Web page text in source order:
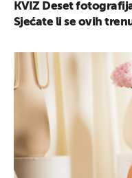
KVIZ Deset
Sjećate li se ovih